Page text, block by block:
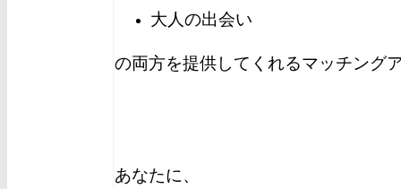
大人の出会い
の両方を提供してくれるマッチング
あなたに、